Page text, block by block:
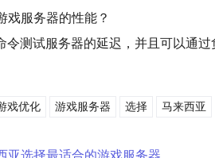
戏服务器的性能？
令测试服务器的延迟，并且可以通
戏优化 游戏服务器 选择 马来西亚
亚选择最适合的游戏服务器